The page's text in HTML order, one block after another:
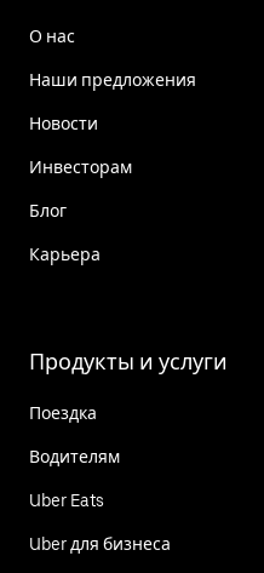
О нас
Наши предложения
Новости
Инвесторам
Блог
Карьера
Продукты и услуги
Поездка
Водителям
Uber Eats
Uber для бизнеса